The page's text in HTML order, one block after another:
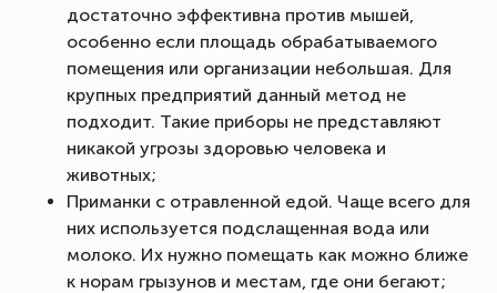
достаточно эффективна против мышей,
особенно если площадь обрабатываемого
помещения или организации небольшая. Для
крупных предприятий данный метод не
подходит. Такие приборы не представляют
никакой угрозы здоровью человека и
животных;
Приманки с отравленной едой. Чаще всего для
них используется подслащенная вода или
молоко. Их нужно помещать как можно ближе
к норам грызунов и местам, где они бегают;